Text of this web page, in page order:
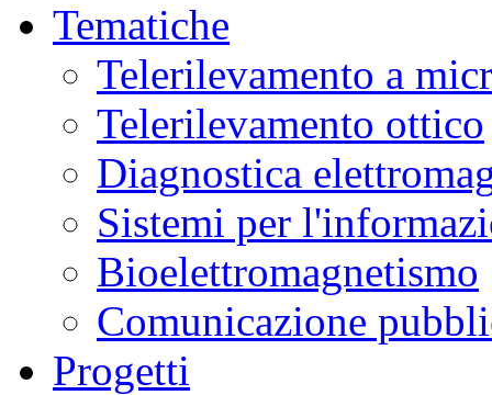
Tematiche
Telerilevamento a
Telerilevamento ottico
Diagnostica
Sistemi per
Bioelettromagnetismo
Comunicazione
Progetti